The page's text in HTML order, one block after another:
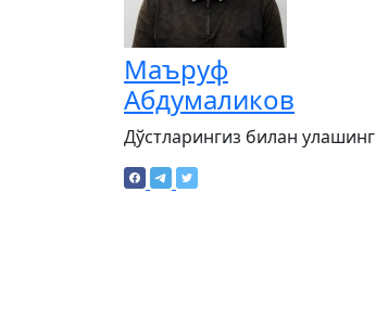
Маъруф
Абдумаликов
Дўстларингиз билан улашинг